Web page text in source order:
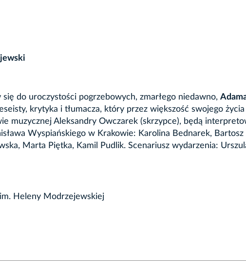
do uroczystości pogrzebowych, zmarłego niedawno,
krytyka i tłumacza, który przez większość swojego życia
muzycznej Aleksandry Owczarek (skrzypce), będą
Wyspiańskiego w Krakowie: Karolina Bednarek, Bartosz
Marta Piętka, Kamil Pudlik. Scenariusz wydarzenia:
Heleny Modrzejewskiej